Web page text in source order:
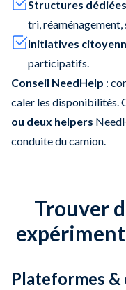
Structures
tri,
Initiatives
participatifs.
Conseil NeedHelp :
caler les disponibilités.
ou deux helpers
conduite du camion.
Trouver
Plateformes &